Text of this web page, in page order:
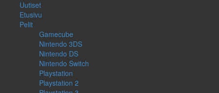
Uutiset
Etusivu
Pelit
Gamecube
Nintendo 3DS
Nintendo DS
Nintendo Switch
Playstation
Playstation 2